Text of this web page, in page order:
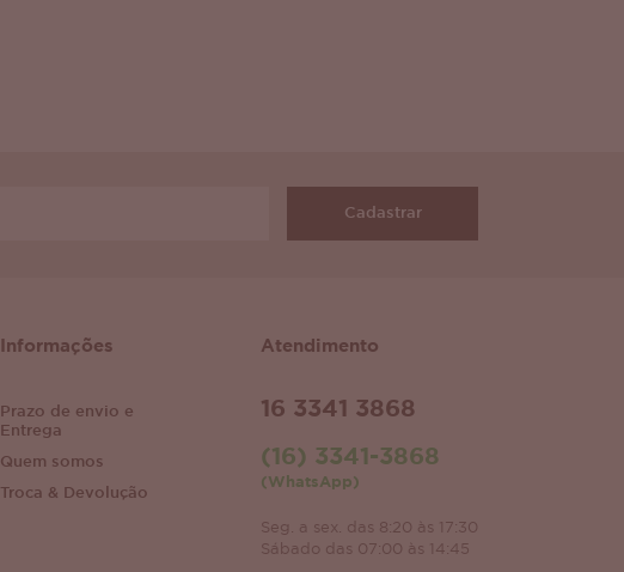
Cadastrar
Informações
Prazo de envio e
Entrega
Quem somos
Troca & Devolução
Atendimento
16 3341 3868
(16) 3341-3868
(WhatsApp)
Seg. a sex. das 8:20 às 17:30
Sábado das 07:00 às 14:45